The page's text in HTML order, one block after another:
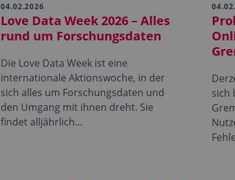
04.02.2026
Love Data Week 2026 – Alles
rund um Forschungsdaten
Die Love Data Week ist eine
internationale Aktionswoche, in der
sich alles um Forschungsdaten und
den Umgang mit ihnen dreht. Sie
findet alljährlich…
sich